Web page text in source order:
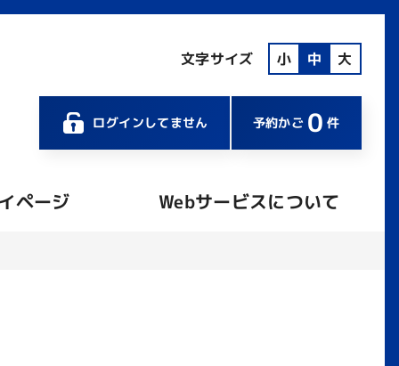
文字サイズ 小 中 大
ログインしてません 予約かご 0 件
ページ Webサービスについて